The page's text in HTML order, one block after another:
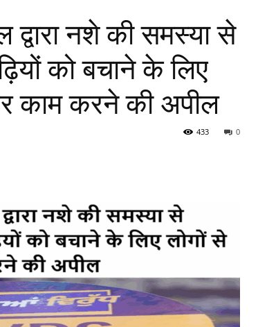
नशे की समस्या से
को बचाने के लिए
काम करने की अपील
0
433